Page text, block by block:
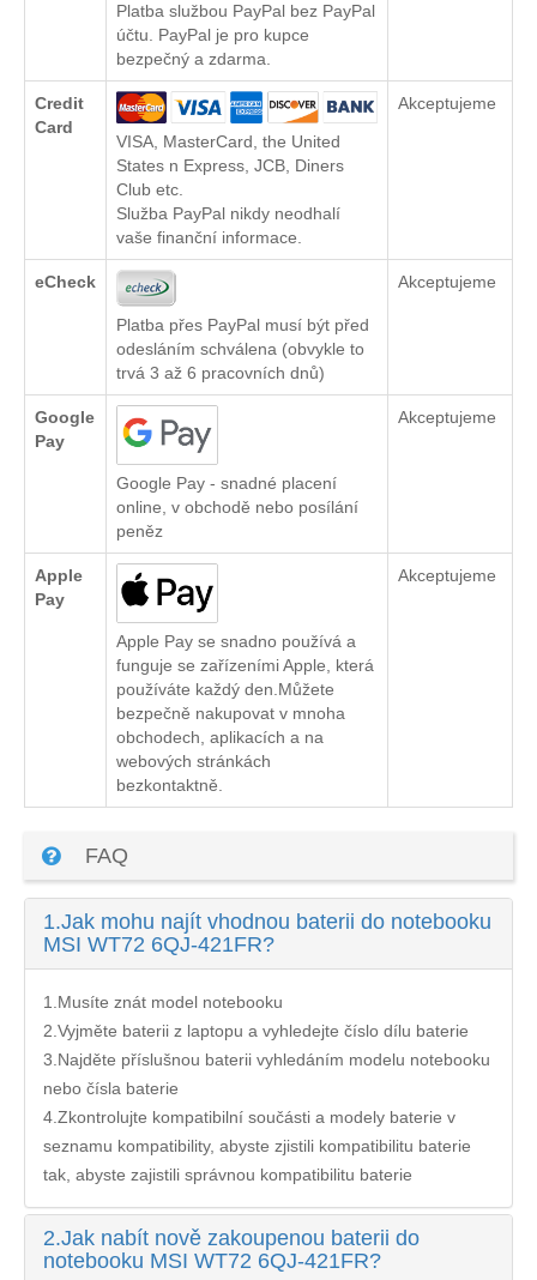
Platba službou PayPal bez PayPal
účtu. PayPal je pro kupce
bezpečný a zdarma.
Credit
Card
VISA, MasterCard, the United
States n Express, JCB, Diners
Club etc.
Služba PayPal nikdy neodhalí
vaše finanční informace.
Akceptujeme
eCheck
Platba přes PayPal musí být před
odesláním schválena (obvykle to
trvá 3 až 6 pracovních dnů)
Akceptujeme
Google
Pay
Google Pay - snadné placení
online, v obchodě nebo posílání
peněz
Akceptujeme
Apple
Pay
Apple Pay se snadno používá a
funguje se zařízeními Apple, která
používáte každý den.Můžete
bezpečně nakupovat v mnoha
obchodech, aplikacích a na
webových stránkách
bezkontaktně.
Akceptujeme
FAQ
1.Jak mohu najít vhodnou baterii do notebooku
MSI WT72 6QJ-421FR?
1.Musíte znát model notebooku
2.Vyjměte baterii z laptopu a vyhledejte číslo dílu baterie
3.Najděte příslušnou baterii vyhledáním modelu notebooku
nebo čísla baterie
4.Zkontrolujte kompatibilní součásti a modely baterie v
seznamu kompatibility, abyste zjistili kompatibilitu baterie
tak, abyste zajistili správnou kompatibilitu baterie
2.Jak nabít nově zakoupenou baterii do
notebooku MSI WT72 6QJ-421FR?